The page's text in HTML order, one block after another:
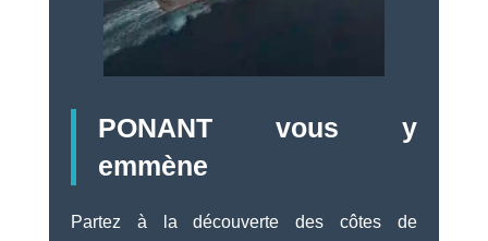
PONANT vous y
emmène
Partez à la découverte des côtes de